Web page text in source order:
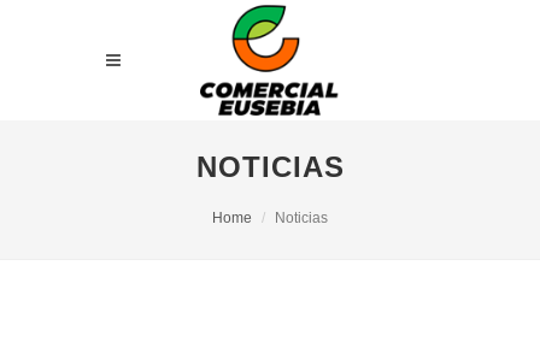
NOTICIAS
Home Noticias